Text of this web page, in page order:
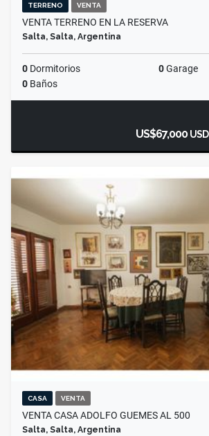
TERRENO VENTA
VENTA TERRENO EN LA RESERVA
Salta, Salta, Argentina
0 Dormitorios 0Garage
0 Baños
US$67,000USD
CASA VENTA
VENTA CASA ADOLFO GUEMES AL 500
Salta, Salta, Argentina